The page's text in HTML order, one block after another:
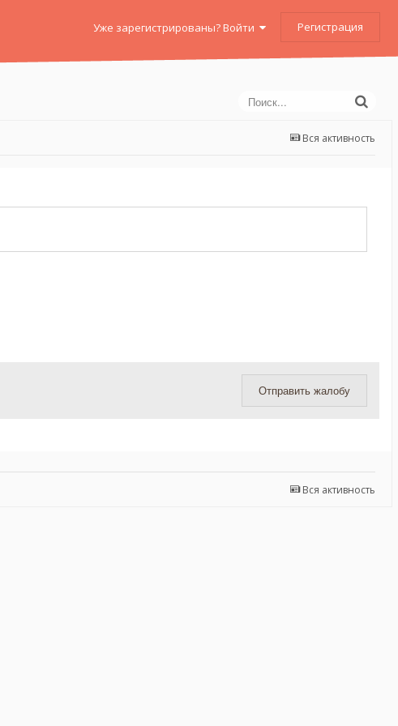
Уже зарегистрированы? Войти Регистрация
Вся активность
Отправить жалобу
Вся активность